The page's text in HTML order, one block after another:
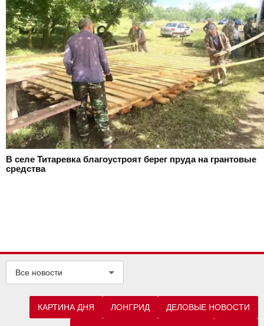
В селе Титаревка благоустроят берег пруда на грантовые
средства
Все новости
КАРТИНА ДНЯ ЛОНГРИД ДЕЛОВЫЕ НОВОСТИ